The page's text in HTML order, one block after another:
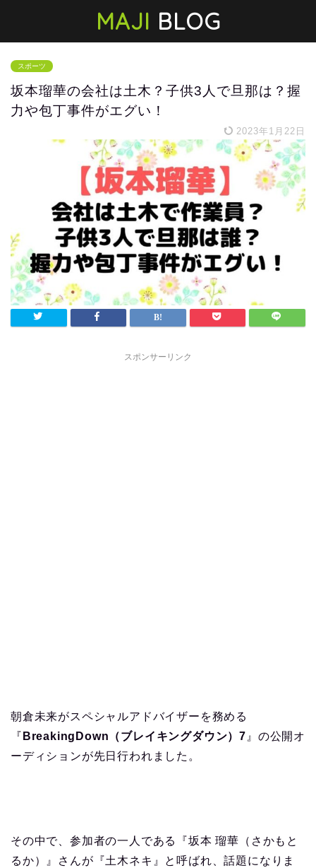
MAJI BLOG
スポーツ
坂本瑠華の会社は土木？子供3人で旦那は？握
力や包丁事件がエグい！
2023年1月22日
スポンサーリンク
朝倉未来がスペシャルアドバイザーを務める
『 BreakingDown（ブレイキングダウン）7 』の公開オ
ーディションが先日行われました。
その中で、参加者の一人である『坂本 瑠華（さかもと
るか）』さんが『土木ネキ』と呼ばれ、話題になりま